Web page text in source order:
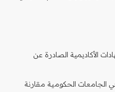
الأكاديمية الصادرة عن
الجامعات الحكومية مقارنة